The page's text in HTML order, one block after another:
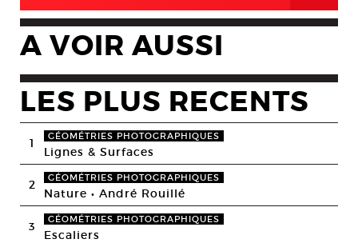
A VOIR AUSSI
LES PLUS RECENTS
1 GÉOMÉTRIES PHOTOGRAPHIQUES
Lignes & Surfaces
2 GÉOMÉTRIES PHOTOGRAPHIQUES
Nature • André Rouillé
3 GÉOMÉTRIES PHOTOGRAPHIQUES
Escaliers